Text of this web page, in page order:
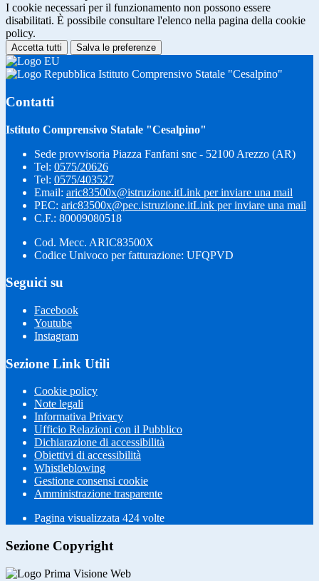
I cookie necessari per il funzionamento non possono essere
disabilitati. È possibile consultare l'elenco nella pagina della cookie
policy.
Accetta tutti Salva le preferenze
Istituto Comprensivo Statale "Cesalpino"
Contatti
Istituto Comprensivo Statale "Cesalpino"
Sede provvisoria Piazza Fanfani snc - 52100 Arezzo (AR)
Tel: 0575/20626
Tel: 0575/403527
Email: aric83500x@istruzione.itLink per inviare una mail
PEC: aric83500x@pec.istruzione.itLink per inviare una mail
C.F.: 80009080518
Cod. Mecc. ARIC83500X
Codice Univoco per fatturazione: UFQPVD
Seguici su
Facebook
Youtube
Instagram
Sezione Link Utili
Cookie policy
Note legali
Informativa Privacy
Ufficio Relazioni con il Pubblico
Dichiarazione di accessibilità
Obiettivi di accessibilità
Whistleblowing
Gestione consensi cookie
Amministrazione trasparente
Pagina visualizzata 424 volte
Sezione Copyright